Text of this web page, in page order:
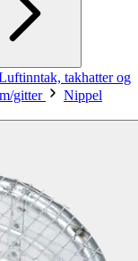
takhatter og
gitter
Nippel